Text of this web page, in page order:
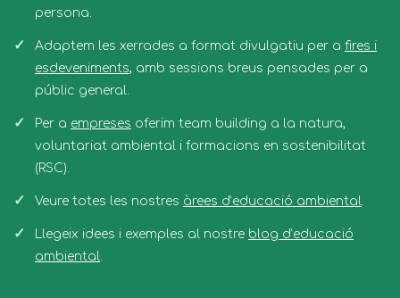
persona.
Adaptem les xerrades a format divulgatiu per a fires i
esdeveniments, amb sessions breus pensades per a
públic general.
Per a empreses oferim team building a la natura,
voluntariat ambiental i formacions en sostenibilitat
(RSC).
Veure totes les nostres àrees d’educació ambiental.
Llegeix idees i exemples al nostre blog d’educació
ambiental.